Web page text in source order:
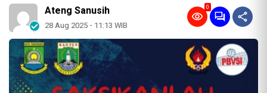
Ateng Sanusih
28 Aug 2025 - 11:13 WIB
0